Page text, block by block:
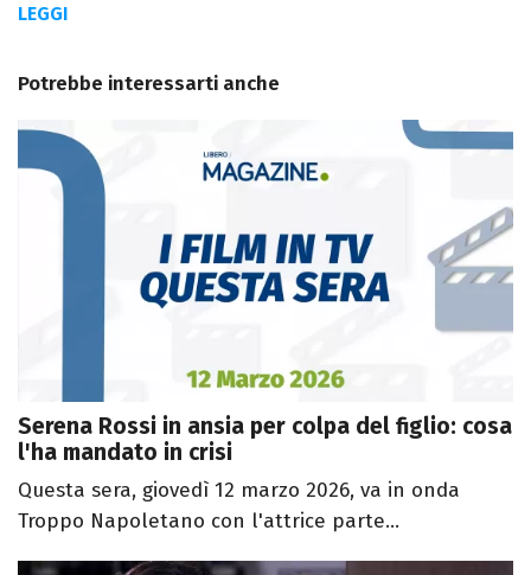
LEGGI
Potrebbe interessarti anche
Serena Rossi in ansia per colpa del figlio: cosa
l'ha mandato in crisi
Questa sera, giovedì 12 marzo 2026, va in onda
Troppo Napoletano con l'attrice parte...